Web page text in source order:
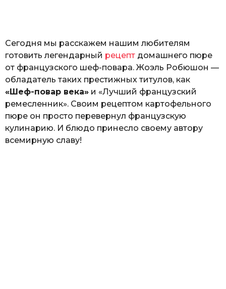
Сегодня мы расскажем нашим любителям
готовить легендарный рецепт домашнего пюре
от французского шеф-повара. Жоэль Робюшон —
обладатель таких престижных титулов, как
«Шеф-повар века» и «Лучший французский
ремесленник». Своим рецептом картофельного
пюре он просто перевернул французскую
кулинарию. И блюдо принесло своему автору
всемирную славу!